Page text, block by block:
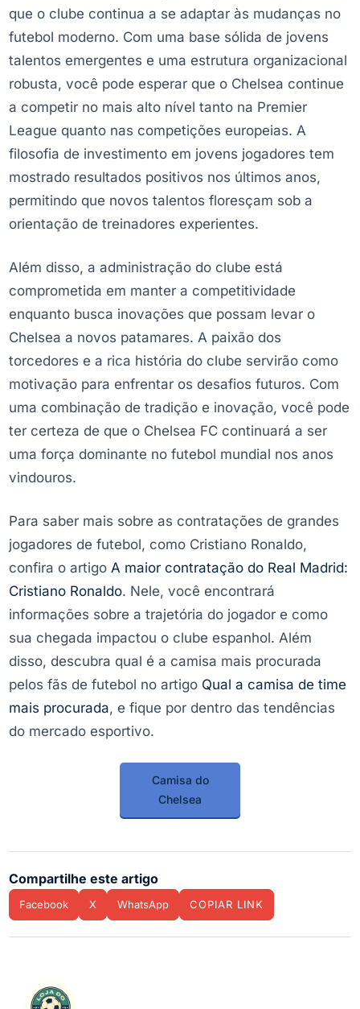
que o clube continua a se adaptar às mudanças no
futebol moderno. Com uma base sólida de jovens
talentos emergentes e uma estrutura organizacional
robusta, você pode esperar que o Chelsea continue
a competir no mais alto nível tanto na Premier
League quanto nas competições europeias. A
filosofia de investimento em jovens jogadores tem
mostrado resultados positivos nos últimos anos,
permitindo que novos talentos floresçam sob a
orientação de treinadores experientes.
Além disso, a administração do clube está
comprometida em manter a competitividade
enquanto busca inovações que possam levar o
Chelsea a novos patamares. A paixão dos
torcedores e a rica história do clube servirão como
motivação para enfrentar os desafios futuros. Com
uma combinação de tradição e inovação, você pode
ter certeza de que o Chelsea FC continuará a ser
uma força dominante no futebol mundial nos anos
vindouros.
Para saber mais sobre as contratações de grandes
jogadores de futebol, como Cristiano Ronaldo,
confira o artigo A maior contratação do Real Madrid:
Cristiano Ronaldo. Nele, você encontrará
informações sobre a trajetória do jogador e como
sua chegada impactou o clube espanhol. Além
disso, descubra qual é a camisa mais procurada
pelos fãs de futebol no artigo Qual a camisa de time
mais procurada, e fique por dentro das tendências
do mercado esportivo.
Camisa do
Chelsea
Compartilhe este artigo
Facebook X WhatsApp COPIAR LINK